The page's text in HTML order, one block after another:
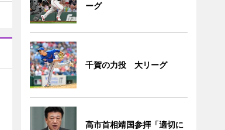
ーグ
千賀の力投 大リーグ
高市首相靖国参拝「適切に